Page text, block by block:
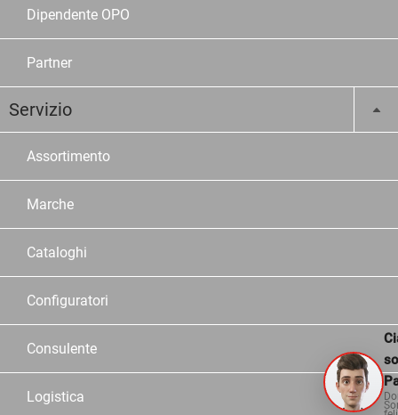
Dipendente OPO
Partner
Servizio
Assortimento
Marche
Cataloghi
Configuratori
Consulente
Logistica